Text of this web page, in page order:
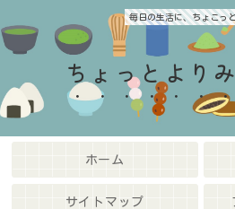
毎日の生活に、ちょこっ
ちょっとより
ホーム
サイトマップ